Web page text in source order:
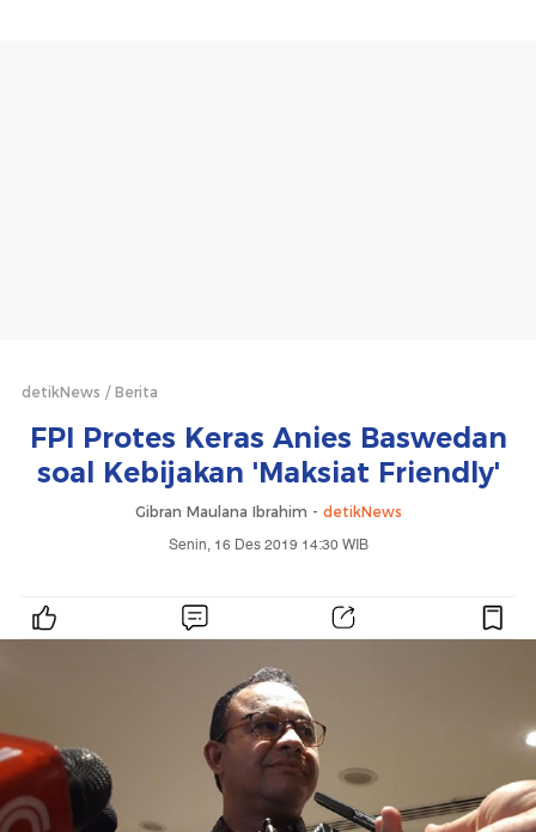
detikNews Berita
FPI Protes Keras Anies Baswedan
soal Kebijakan 'Maksiat Friendly'
Gibran Maulana Ibrahim - detikNews
Senin, 16 Des 2019 14:30 WIB